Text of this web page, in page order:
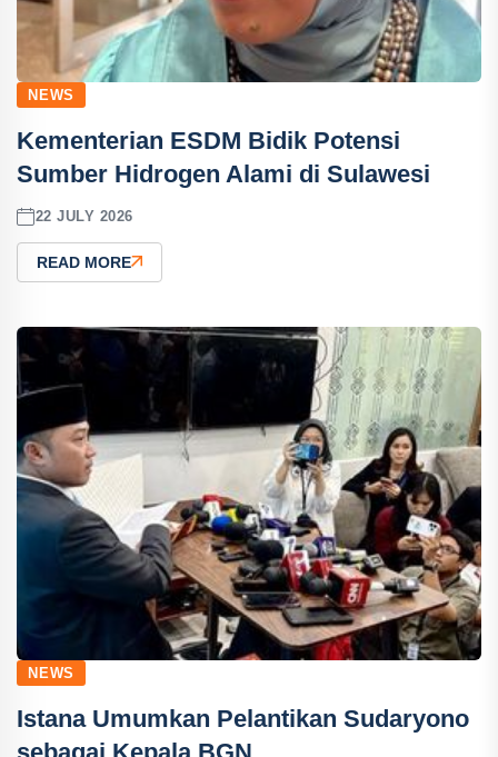
NEWS
Kementerian ESDM Bidik Potensi
Sumber Hidrogen Alami di Sulawesi
22 JULY 2026
READ MORE
NEWS
Istana Umumkan Pelantikan Sudaryono